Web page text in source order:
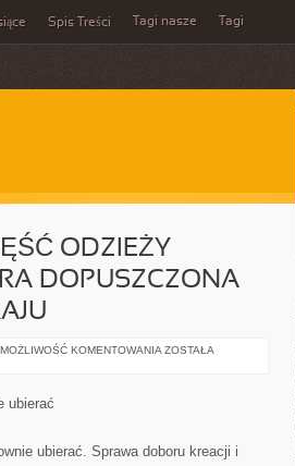
Spis Treści Tagi nasze Tagi
ODZIEŻY
DOPUSZCZONA
MOŻLIWOŚĆ KOMENTOWANIA STANOWCZA
SPRZEDAŻY
ZOSTAŁA
ubierać
ubierać. Sprawa doboru kreacji i